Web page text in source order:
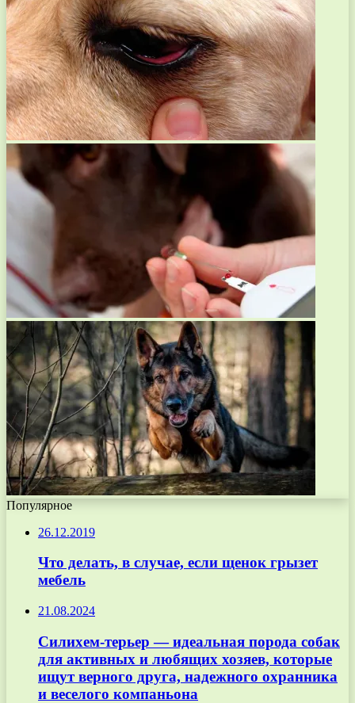
Популярное
26.12.2019
Что делать, в случае, если щенок грызет
мебель
21.08.2024
Силихем-терьер — идеальная порода собак
для активных и любящих хозяев, которые
ищут верного друга, надежного охранника
и веселого компаньона